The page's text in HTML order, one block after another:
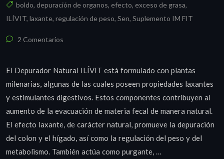
boldo, depuración de organos, efecto, exceso de grasa,
ILÍVIT, laxante, regulación de peso, Sen, Suplemento IM FIT
2 Comentarios
El Depurador Natural ILÍVIT está formulado con plantas
milenarias, algunas de las cuales poseen propiedades laxantes
y estimulantes digestivos. Estos componentes contribuyen al
aumento de la evacuación de materia fecal de manera natural.
El efecto laxante, de carácter natural, promueve la depuración
del colon y el hígado, así como la regulación del peso y del
metabolismo. También actúa como purgante, …